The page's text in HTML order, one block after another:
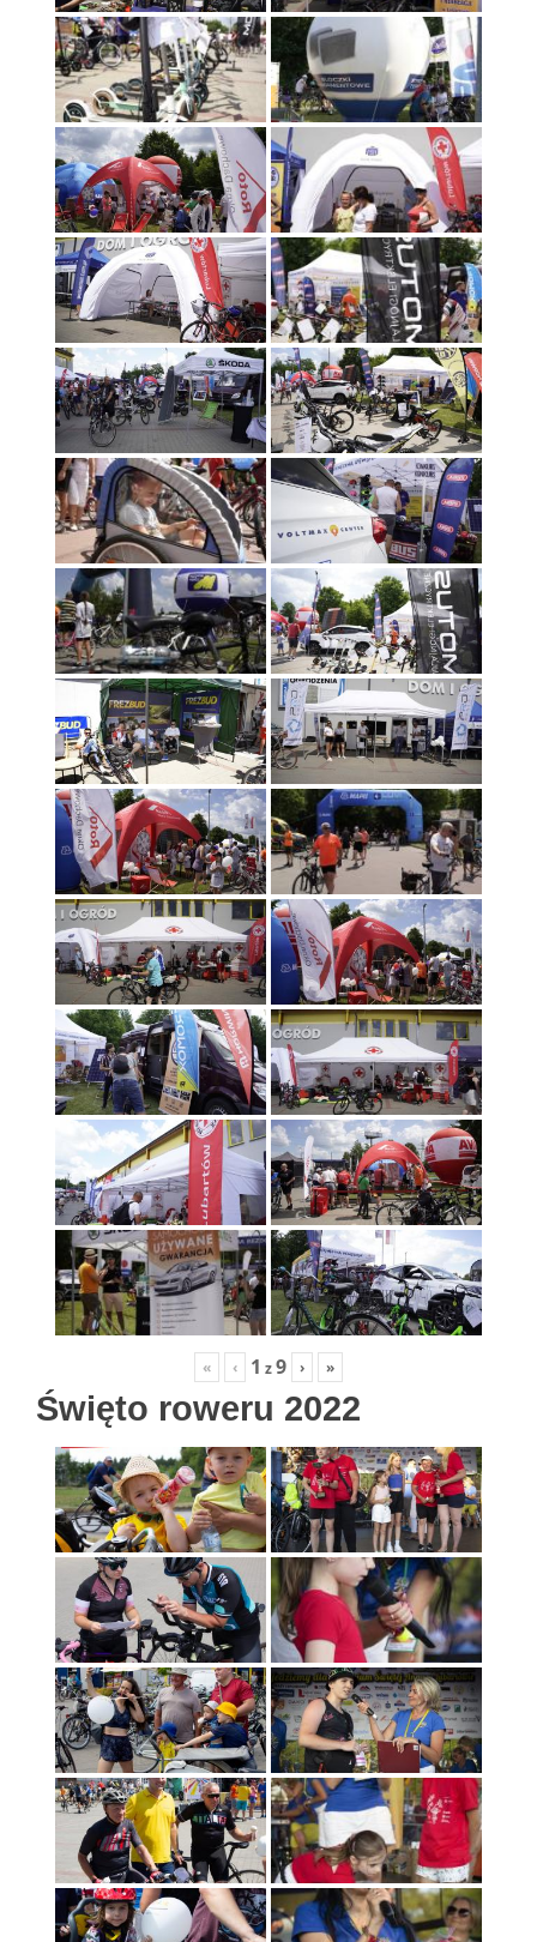
« ‹ 1 z9 › »
Święto roweru 2022